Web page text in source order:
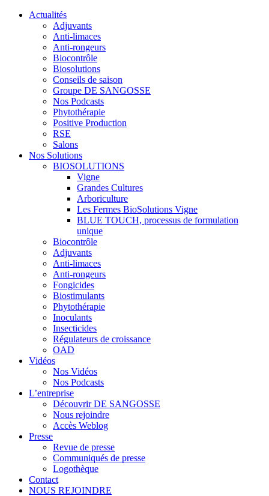
Actualités
Adjuvants
Anti-limaces
Anti-rongeurs
Biocontrôle
Biosolutions
Conseils de saison
Groupe DE SANGOSSE
Nos Podcasts
Phytothérapie
Positive Production
RSE
Salons
Nos Solutions
BIOSOLUTIONS
Vigne
Grandes Cultures
Arboriculture
Les Fermes BioSolutions Vigne
BLUE TOUCH, processus de formulation
unique
Biocontrôle
Adjuvants
Anti-limaces
Anti-rongeurs
Fongicides
Biostimulants
Phytothérapie
Inoculants
Insecticides
Régulateurs de croissance
OAD
Vidéos
Nos Vidéos
Nos Podcasts
L’entreprise
Découvrir DE SANGOSSE
Nous rejoindre
Accès Weblog
Presse
Revue de presse
Communiqués de presse
Logothèque
Contact
NOUS REJOINDRE